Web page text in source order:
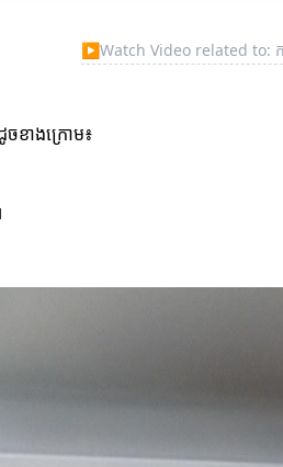
▶Watch Video related to: ក
ចខាងក្រោម៖